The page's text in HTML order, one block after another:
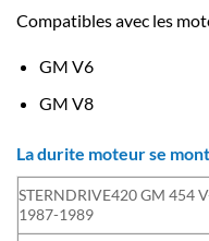
Compatibles avec les
GM V6
GM V8
La durite moteur se
STERNDRIVE420 GM 454
1987-1989